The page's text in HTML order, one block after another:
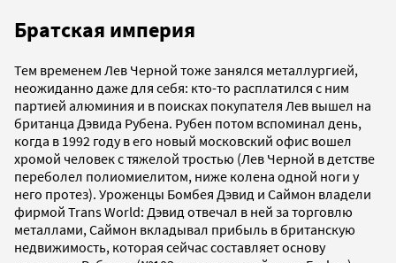
Братская империя
Тем временем Лев Черной тоже занялся металлургией,
неожиданно даже для себя: кто-то расплатился с ним
партией алюминия и в поисках покупателя Лев вышел на
британца Дэвида Рубена. Рубен потом вспоминал день,
когда в 1992 году в его новый московский офис вошел
хромой человек с тяжелой тростью (Лев Черной в детстве
переболел полиомиелитом, ниже колена одной ноги у
него протез). Уроженцы Бомбея Дэвид и Саймон владели
фирмой Trans World: Дэвид отвечал в ней за торговлю
металлами, Саймон вкладывал прибыль в британскую
недвижимость, которая сейчас составляет основу